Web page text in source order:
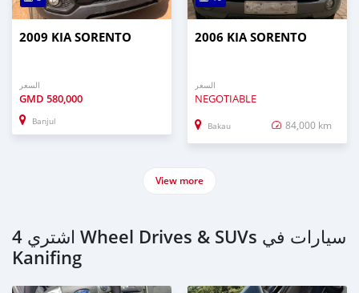
2009 KIA SORENTO
السعر
GMD 580,000
Banjul
2006 KIA SORENTO
السعر
NEGOTIABLE
Bakau 84,000 km
View more
اشتري 4 Wheel Drives & SUVs سيارات في
Kanifing